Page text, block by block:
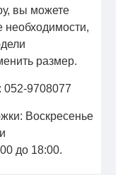
вы можете
необходимости,
размер.
052-9708077
Воскресенье
до 18:00.